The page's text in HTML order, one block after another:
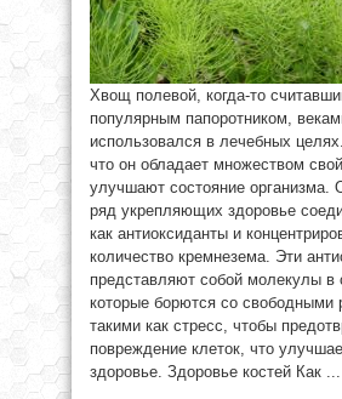
Хвощ полевой, когда-то
популярным папоротником,
использовался в лечебных
что он обладает множеством
улучшают состояние организма.
ряд укрепляющих здоровье
как антиоксиданты и
количество кремнезема. Эти
представляют собой молекулы в
которые борются со свободными
такими как стресс, чтобы
повреждение клеток, что
здоровье. Здоровье костей Как ...